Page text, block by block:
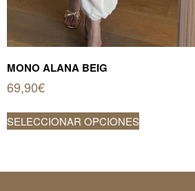
MONO ALANA BEIG
69,90€
SELECCIONAR OPCIONES
Este
producto